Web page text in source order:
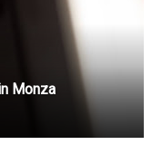
Monza